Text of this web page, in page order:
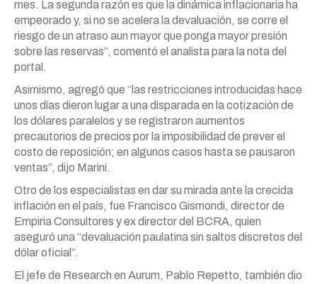
mes. La segunda razón es que la dinámica inflacionaria ha
empeorado y, si no se acelera la devaluación, se corre el
riesgo de un atraso aun mayor que ponga mayor presión
sobre las reservas”, comentó el analista para la nota del
portal.
Asimismo, agregó que “las restricciones introducidas hace
unos días dieron lugar a una disparada en la cotización de
los dólares paralelos y se registraron aumentos
precautorios de precios por la imposibilidad de prever el
costo de reposición; en algunos casos hasta se pausaron
ventas”, dijo Marini.
Otro de los especialistas en dar su mirada ante la crecida
inflación en el país, fue Francisco Gismondi, director de
Empiria Consultores y ex director del BCRA, quien
aseguró una “devaluación paulatina sin saltos discretos del
dólar oficial”.
El jefe de Research en Aurum, Pablo Repetto, también dio